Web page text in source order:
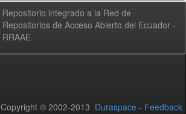
Repositorio integrado a la Red de
Repositorios de Acceso Abierto del Ecuador -
RRAAE
Copyright © 2002-2013 Duraspace - Feedback